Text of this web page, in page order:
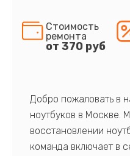
Стоимость
ремонта
от 370 руб
Добро пожаловать в
ноутбуков в Москве.
восстановлении
команда включает в